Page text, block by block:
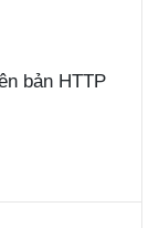
bản HTTP